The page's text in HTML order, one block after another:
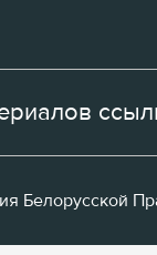
Белорусской